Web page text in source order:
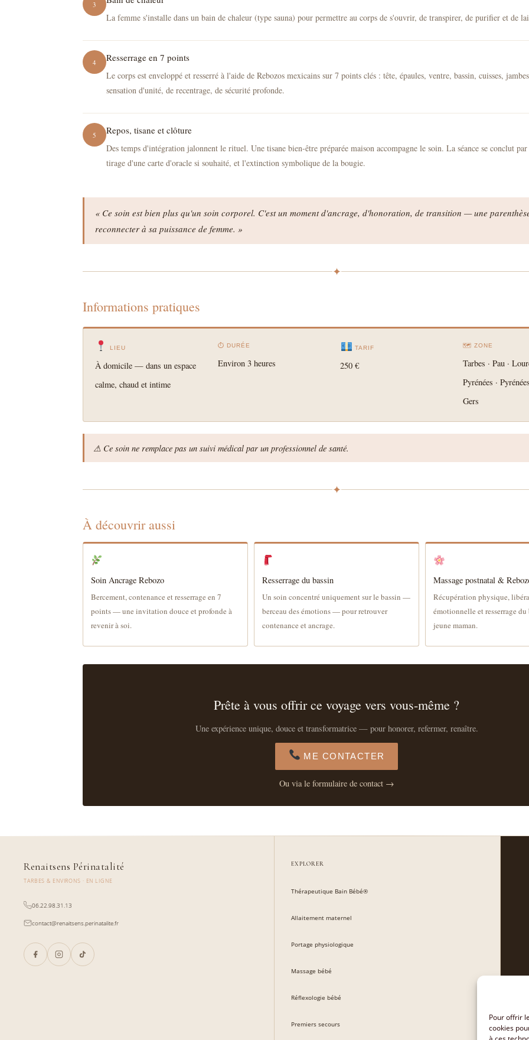
Pour offrir
cookies
La femme s'installe dans un bain de chaleur (type sauna) pour permettre au corps de s'ouvrir, de transpirer, de purifier et de
Resserrage en 7 points
Le corps est enveloppé et resserré à l'aide de Rebozos mexicains sur 7 points clés : tête, épaules, ventre, bassin, cuisses,
sensation d'unité, de recentrage, de sécurité profonde.
Repos, tisane et clôture
Des temps d'intégration jalonnent le rituel. Une tisane bien-être préparée maison accompagne le soin. La séance se conclut
tirage d'une carte d'oracle si souhaité, et l'extinction symbolique de la bougie.
« Ce soin est bien plus qu'un soin corporel. C'est un moment d'ancrage, d'honoration, de transition — une
reconnecter à sa puissance de femme. »
✦
Informations pratiques
LIEU
À domicile — dans un espace
calme, chaud et intime
⏱ DURÉE
Environ 3 heures
TARIF
250 €
🗺 ZONE
Tarbes · Pau ·
Pyrénées ·
Gers
⚠ Ce soin ne remplace pas un suivi médical par un professionnel de santé.
✦
À découvrir aussi
Soin Ancrage Rebozo
Bercement, contenance et resserrage en 7
points — une invitation douce et profonde à
revenir à soi.
Resserrage du bassin
Un soin concentré uniquement sur le bassin —
berceau des émotions — pour retrouver
contenance et ancrage.
Massage postnatal &
Récupération physique,
émotionnelle et resserrage
jeune maman.
Prête à vous offrir ce voyage vers vous-même ?
Une expérience unique, douce et transformatrice — pour honorer, refermer, renaître.
ME CONTACTER
Ou via le formulaire de contact →
Renaitsens Périnatalité
TARBES & ENVIRONS · EN LIGNE
06.22.98.31.13
contact@renaitsens.perinatalite.fr
EXPLORER
Thérapeutique Bain Bébé®
Allaitement maternel
Portage physiologique
Massage bébé
Réflexologie bébé
Premiers secours